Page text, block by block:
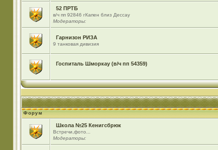
52 ПРТБ
в/ч пп 92846 гКапен близ Дессау
Модераторы:
Гарнизон РИЗА
9 танковая дивизия
Госпиталь Шморкау (в/ч пп 54359)
Форум
Школа №25 Кенигсбрюк
Встречи,фото...
Модераторы: